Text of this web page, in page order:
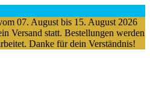
07. August bis 15. August 2026
Versand statt. Bestellungen werden
Danke für dein Verständnis!